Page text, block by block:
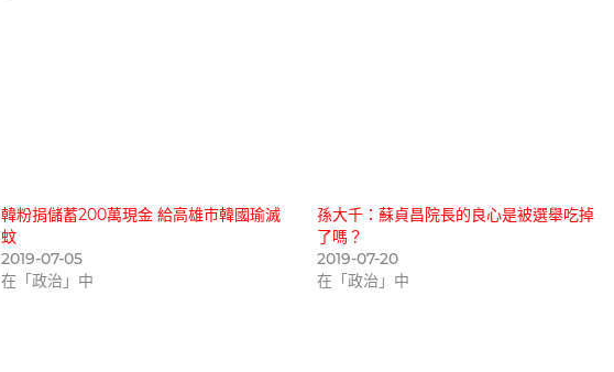
韓粉捐儲蓄200萬現金 給高雄市韓國瑜滅
蚊
2019-07-05
在「政治」中
孫大千：蘇貞昌院長的良心是被選舉吃掉
了嗎？
2019-07-20
在「政治」中